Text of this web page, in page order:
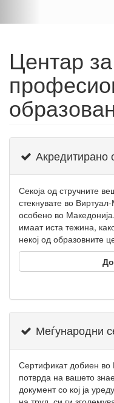
Центар за
Акредитирано
Секоја од стручните
стекнувате во
особено во
имаат иста тежина,
некој од образовните
Меѓународни
Сертификат добиен во
потврда на вашето
документ со кој ја